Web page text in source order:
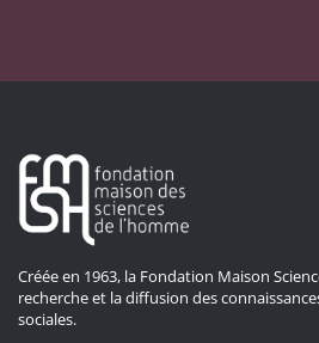
Créée en 1963, la Fondation Maison
recherche et la diffusion des
sociales.